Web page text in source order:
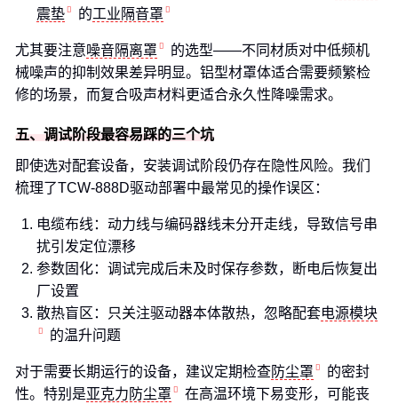
震垫
的工业隔音罩
尤其要注意噪音隔离罩
的选型——不同材质对中低频机
械噪声的抑制效果差异明显。铝型材罩体适合需要频繁检
修的场景，而复合吸声材料更适合永久性降噪需求。
五、调试阶段最容易踩的三个坑
即使选对配套设备，安装调试阶段仍存在隐性风险。我们
梳理了TCW-888D驱动部署中最常见的操作误区：
电缆布线：动力线与编码器线未分开走线，导致信号串
扰引发定位漂移
参数固化：调试完成后未及时保存参数，断电后恢复出
厂设置
散热盲区：只关注驱动器本体散热，忽略配套电源模块
的温升问题
对于需要长期运行的设备，建议定期检查防尘罩
的密封
性。特别是亚克力防尘罩
在高温环境下易变形，可能丧